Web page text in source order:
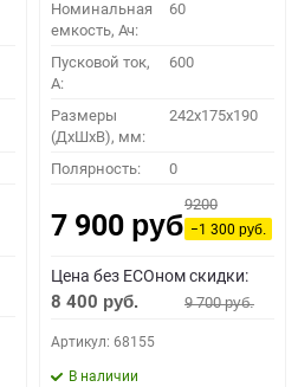
Номинальная
емкость, Ач:
60
Пусковой ток,
A:
600
Размеры
(ДхШхВ), мм:
242x175x190
Полярность: 0
7 900 руб.
9200
−1 300руб.
Цена без ECOном скидки:
8 400 руб. 9 700руб.
Артикул: 68155
В наличии